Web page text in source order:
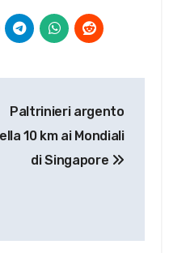
Paltrinieri argento
10 km ai Mondiali
di Singapore